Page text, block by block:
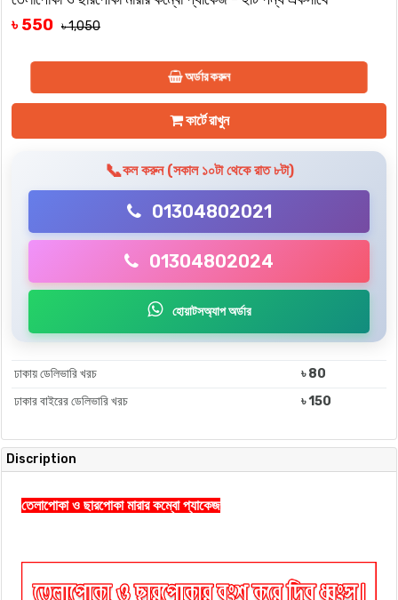
৳ 550 ৳ 1,050
অর্ডার করুন
কার্টে রাখুন
📞কল করুন (সকাল ১০টা থেকে রাত ৮টা)
01304802021
01304802024
হোয়াটসঅ্যাপ অর্ডার
ঢাকায় ডেলিভারি খরচ
৳ 80
ঢাকার বাইরের ডেলিভারি খরচ
৳ 150
Discription
তেলাপোকা ও ছারপোকা মারার কম্বো প্যাকেজ